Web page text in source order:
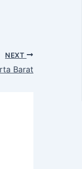
NEXT
Barat